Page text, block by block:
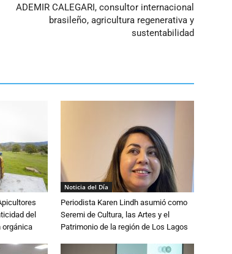
ADEMIR CALEGARI, consultor internacional
brasileño, agricultura regenerativa y
sustentabilidad
del
orgánica
Noticia del Día
Periodista Karen Lindh asumió como
Seremi de Cultura, las Artes y el
Patrimonio de la región de Los Lagos